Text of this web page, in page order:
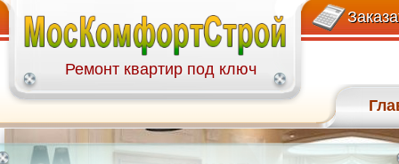
Ремонт квартир под ключ
+7(499)113-27-58
пр-зд Шокальского